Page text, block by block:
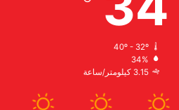
40º - 32º
34%
3.15 كيلومتر/ساعة